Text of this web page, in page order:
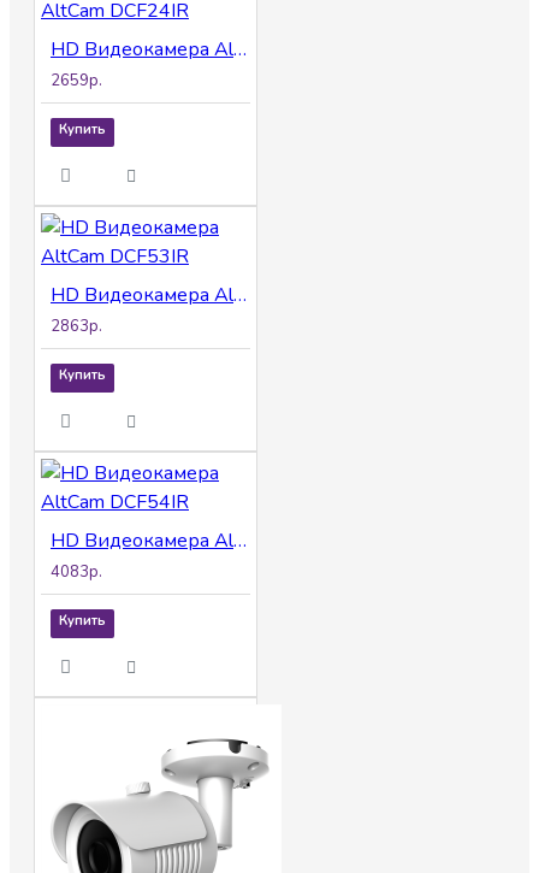
HD Видеокамера AltCam DCF24IR
2659р.
Купить
HD Видеокамера AltCam DCF53IR
2863р.
Купить
HD Видеокамера AltCam DCF54IR
4083р.
Купить